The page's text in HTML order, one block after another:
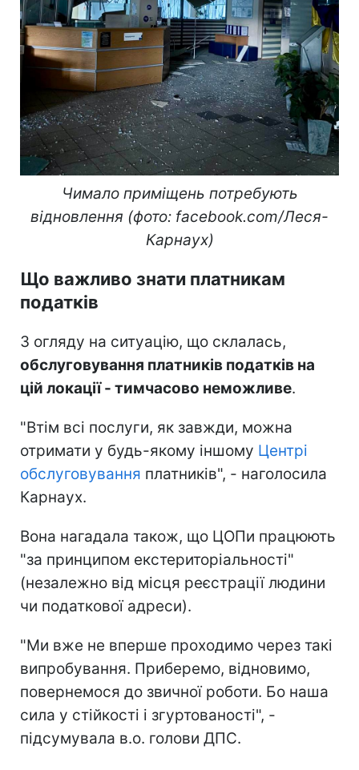
Чимало приміщень потребують
відновлення (фото: facebook.com/Леся-
Карнаух)
Що важливо знати платникам
податків
З огляду на ситуацію, що склалась,
обслуговування платників податків на
цій локації - тимчасово неможливе.
"Втім всі послуги, як завжди, можна
отримати у будь-якому іншому Центрі
обслуговування платників", - наголосила
Карнаух.
Вона нагадала також, що ЦОПи працюють
"за принципом екстериторіальності"
(незалежно від місця реєстрації людини
чи податкової адреси).
"Ми вже не вперше проходимо через такі
випробування. Приберемо, відновимо,
повернемося до звичної роботи. Бо наша
сила у стійкості і згуртованості", -
підсумувала в.о. голови ДПС.